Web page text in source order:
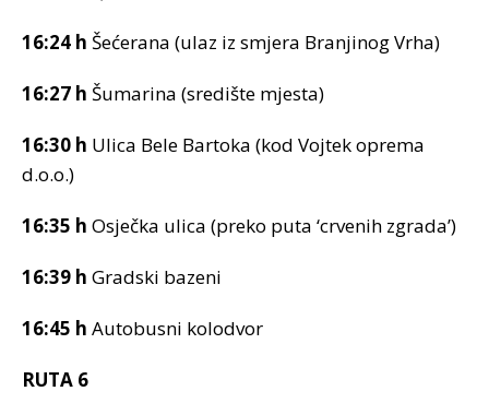
16:24 h Šećerana (ulaz iz smjera Branjinog Vrha)
16:27 h Šumarina (središte mjesta)
16:30 h Ulica Bele Bartoka (kod Vojtek oprema
d.o.o.)
16:35 h Osječka ulica (preko puta ‘crvenih zgrada’)
16:39 h Gradski bazeni
16:45 h Autobusni kolodvor
RUTA 6